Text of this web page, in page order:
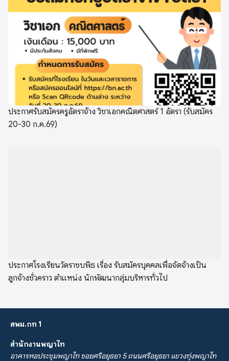
ประกาศรับสมัครครูอัตราจ้าง วิชาเอกคณิตศาสตร์ 1 อัตรา (รับสมัคร
20-30 ก.ค.69)
ประกาศโรงเรียนวัดราชบพิธ เรื่อง รับสมัครบุคคลเพื่อจัดจ้างเป็น
ลูกจ้างชั่วคราว ตำแหน่ง นักพัฒนากลุ่มบริหารทั่วไป
สพม.กท 1
สำนักงานพญาไท
อาคารหอประชุมพญาไท ซอยศรีอยุธยา 5 ถนนศรีอยุธยา แขวงทุ่งพญาไท